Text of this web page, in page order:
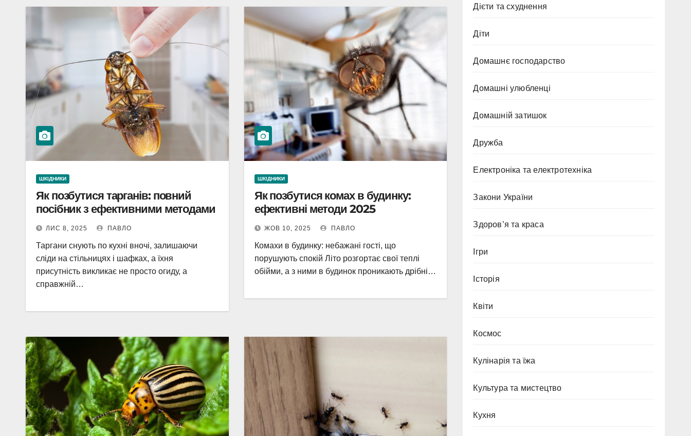
ШКІДНИКИ
Як позбутися тарганів: повний
посібник з ефективними методами
ЛИС 8, 2025 ПАВЛО
Таргани снують по кухні вночі, залишаючи
сліди на стільницях і шафках, а їхня
присутність викликає не просто огиду, а
справжній…
ШКІДНИКИ
Як позбутися комах в будинку:
ефективні методи 2025
ЖОВ 10, 2025 ПАВЛО
Комахи в будинку: небажані гості, що
порушують спокій Літо розгортає свої теплі
обійми, а з ними в будинок проникають дрібні…
Дієти та схуднення
Діти
Домашнє господарство
Домашні улюбленці
Домашній затишок
Дружба
Електроніка та електротехніка
Закони України
Здоров’я та краса
Ігри
Історія
Квіти
Космос
Кулінарія та їжа
Культура та мистецтво
Кухня